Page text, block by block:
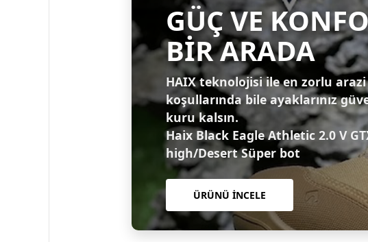
GÜÇ VE
BİR ARADA
HAIX teknolojisi ile en zorlu arazi
koşullarında bile ayaklarınız
kuru kalsın.
Haix Black Eagle Athletic 2.0 V
high/Desert Süper bot
ÜRÜNÜ İNCELE